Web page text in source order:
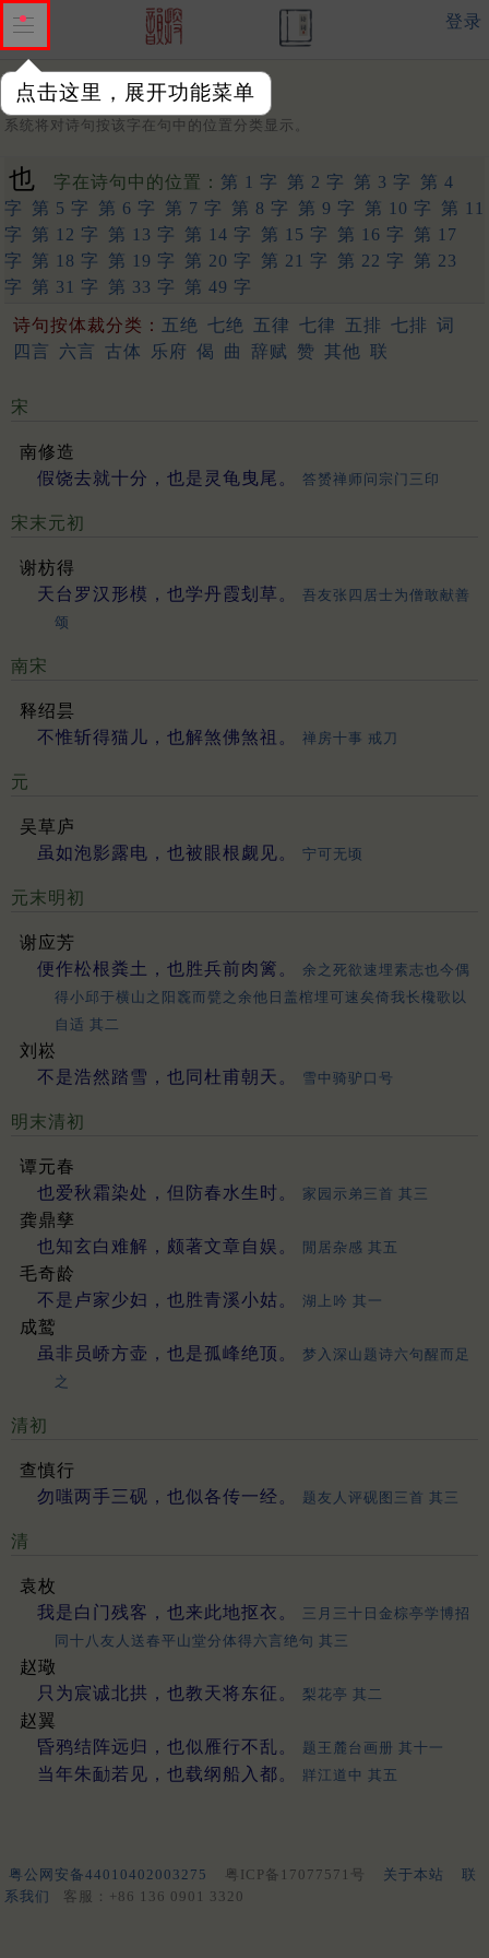
点击这里，展开功能菜单
登录
字：
系统将对诗句按该字在句中的位置分类显示。
也 字在诗句中的位置： 第 1 字 第 2 字 第 3 字
第 4
字
第 5 字 第 6 字 第 7 字 第 8 字 第 9 字 第 10 字
第 11
字
第 12 字 第 13 字 第 14 字 第 15 字 第 16 字
第 17
字
第 18 字 第 19 字 第 20 字 第 21 字 第 22 字
第 23
字
第 31 字 第 33 字 第 49 字
诗句按体裁分类： 五绝 七绝 五律 七律 五排 七排 词
四言
六言 古体 乐府 偈 曲 辞赋 赞 其他 联
宋
南修造
假饶去就十分，也是灵龟曳尾。
答赟禅师问宗门三印
宋末元初
谢枋得
天台罗汉形模，也学丹霞刬草。
吾友张四居士为僧敢献善
颂
南宋
释绍昙
不惟斩得猫儿，也解煞佛煞祖。
禅房十事 戒刀
元
吴草庐
虽如泡影露电，也被眼根觑见。
宁可无顷
元末明初
谢应芳
便作松根粪土，也胜兵前肉篱。
余之死欲速埋素志也今偶
得小邱于横山之阳竁而甓之余他日盖棺埋可速矣倚我长欃歌以
自适 其二
刘崧
不是浩然踏雪，也同杜甫朝天。
雪中骑驴口号
明末清初
谭元春
也爱秋霜染处，但防春水生时。
家园示弟三首 其三
龚鼎孳
也知玄白难解，颇著文章自娱。
閒居杂感 其五
毛奇龄
不是卢家少妇，也胜青溪小姑。
湖上吟 其一
成鹫
虽非员峤方壶，也是孤峰绝顶。
梦入深山题诗六句醒而足
之
清初
查慎行
勿嗤两手三砚，也似各传一经。
题友人评砚图三首 其三
清
袁枚
我是白门残客，也来此地抠衣。
三月三十日金棕亭学博招
同十八友人送春平山堂分体得六言绝句 其三
赵璥
只为宸诚北拱，也教天将东征。
梨花亭 其二
赵翼
昏鸦结阵远归，也似雁行不乱。
题王麓台画册 其十一
当年朱勔若见，也载纲船入都。 牂江道中 其五
粤公网安备44010402003275 粤ICP备17077571号 关于本站
联
系我们
客服：+86 136 0901 3320